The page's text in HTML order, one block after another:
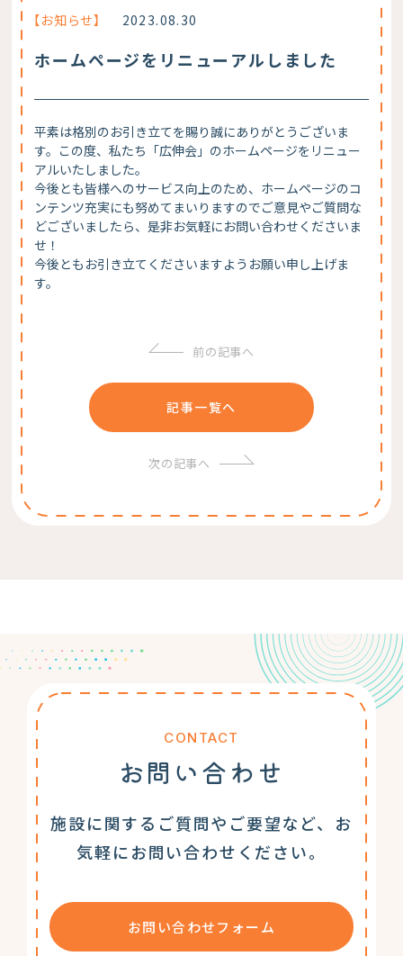
【お知らせ】 2023.08.30
ホームページをリニューアルしました
平素は格別のお引き立てを賜り誠にありがとうございま
す。この度、私たち「広伸会」のホームページをリニュー
アルいたしました。
今後とも皆様へのサービス向上のため、ホームページのコ
ンテンツ充実にも努めてまいりますのでご意見やご質問な
どございましたら、是非お気軽にお問い合わせくださいま
せ！
今後ともお引き立てくださいますようお願い申し上げま
す。
前の記事へ
記事一覧へ
次の記事へ
CONTACT
お問い合わせ
施設に関するご質問やご要望など、お
気軽にお問い合わせください。
お問い合わせフォーム